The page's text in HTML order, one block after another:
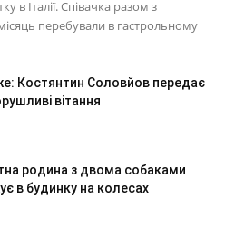
в Італії. Співачка разом з
перебували в гастрольному
Костянтин Соловйов передає
вітання
родина з двома собаками
в будинку на колесах